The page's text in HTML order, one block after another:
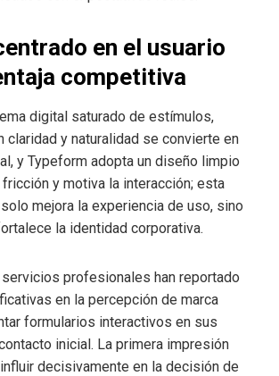
en el usuario
competitiva
digital saturado de estímulos,
claridad y naturalidad se convierte en
y Typeform adopta un diseño limpio
y motiva la interacción; esta
mejora la experiencia de uso, sino
la identidad corporativa.
profesionales han reportado
en la percepción de marca
formularios interactivos en sus
inicial. La primera impresión
decisivamente en la decisión de